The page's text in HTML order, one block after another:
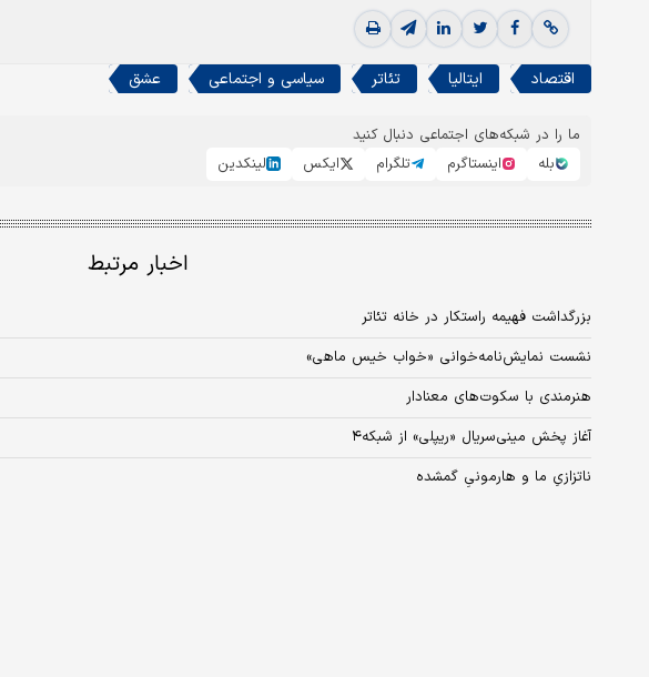
اقتصاد ایتالیا تئاتر سیاسی و اجتماعی عشق
ما را در شبکه‌های اجتماعی دنبال کنید
بله
اینستاگرم تلگرام ایکس لینکدین
اخبار مرتبط
بزرگداشت فهیمه راستکار در خانه تئاتر
نشست نمایش‌نامه‌خوانی «خواب خیس ماهی»
هنرمندی با سکوت‌های معنادار
آغاز پخش مینی‌سریال «ریپلی» از شبکه۴
ناتزازیِ ما و هارمونیِ گمشده